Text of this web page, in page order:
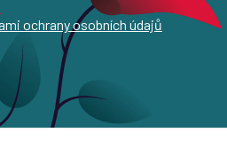
ochrany osobních údajů